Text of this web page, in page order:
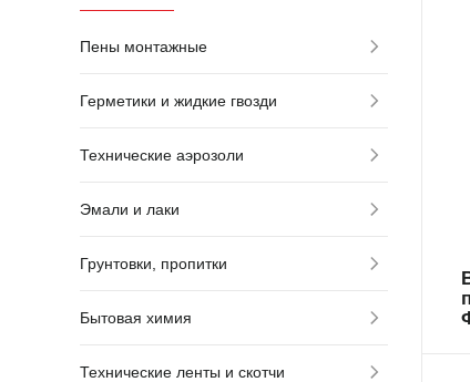
Пены монтажные
Герметики и жидкие гвозди
Технические аэрозоли
Эмали и лаки
Грунтовки, пропитки
Бытовая химия
Технические ленты и скотчи